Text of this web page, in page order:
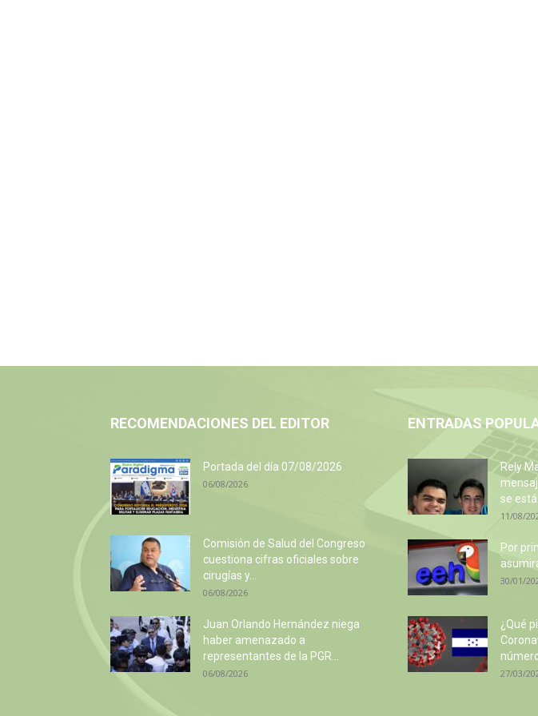
RECOMENDACIONES DEL EDITOR
Portada del día 07/08/2026
06/08/2026
Comisión de Salud del Congreso
cuestiona cifras oficiales sobre
cirugías y...
06/08/2026
Juan Orlando Hernández niega
haber amenazado a
representantes de la PGR...
06/08/2026
ENTRADAS
Rely
se
11/08/
Por
30/01/
¿Qué
27/03/